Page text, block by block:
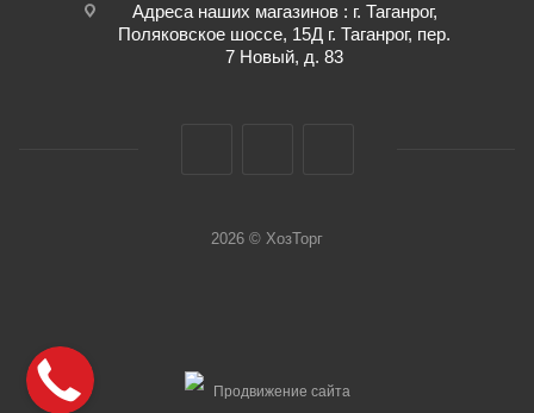
Адреса наших магазинов : г. Таганрог,
Поляковское шоссе, 15Д г. Таганрог, пер.
7 Новый, д. 83
2026 © ХозТорг
Продвижение сайта